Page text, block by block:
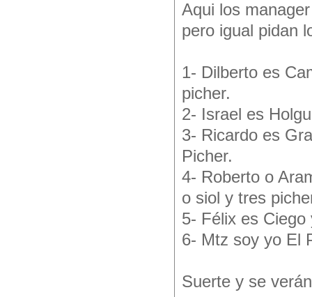
Aqui los
pero igual pidan
1- Dilberto es
picher.
2- Israel es
3- Ricardo es
Picher.
4- Roberto o
o siol y tres
5- Félix es
6- Mtz soy yo El
Suerte y se